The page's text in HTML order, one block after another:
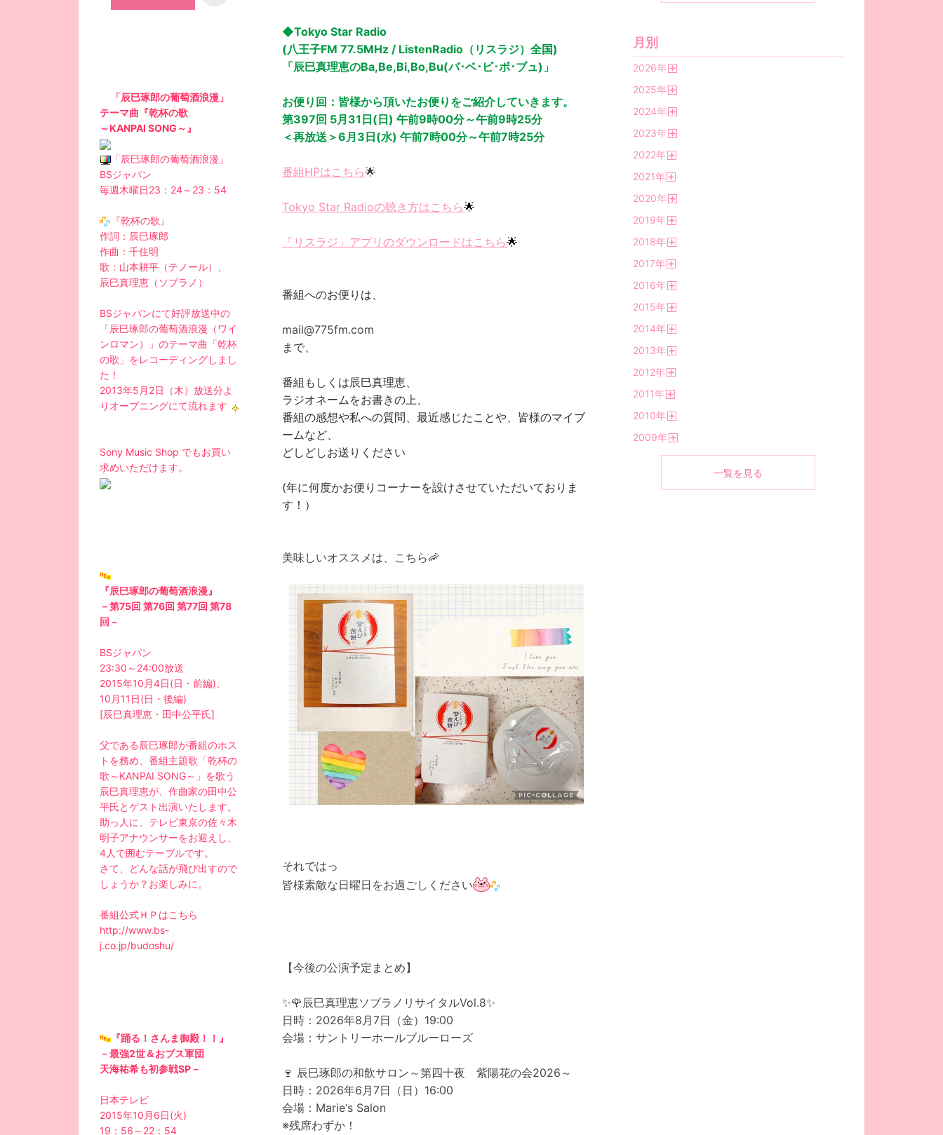
◆Tokyo Star Radio
(八王子FM 77.5MHz / ListenRadio（リスラジ）全国)
「辰巳真理恵のBa,Be,Bi,Bo,Bu(バ･ベ･ビ･ボ･ブュ)」
お便り回：皆様から頂いたお便りをご紹介していきます。
第397回 5月31日(日) 午前9時00分～午前9時25分
＜再放送＞6月3日(水) 午前7時00分～午前7時25分
番組HPはこちら🌟
Tokyo Star Radioの聴き方はこちら🌟
「リスラジ」アプリのダウンロードはこちら🌟
番組へのお便りは、
mail@775fm.com
まで、
番組もしくは辰巳真理恵、
ラジオネームをお書きの上、
番組の感想や私への質問、最近感じたことや、皆様のマイブ
ームなど、
どしどしお送りください
(年に何度かお便りコーナーを設けさせていただいておりま
す！）
美味しいオススメは、こちら🦐
それではっ
皆様素敵な日曜日をお過ごしください
【今後の公演予定まとめ】
✨🌹辰巳真理恵ソプラノリサイタルVol.8✨
日時：2026年8月7日（金）19:00
会場：サントリーホールブルーローズ
🍷 辰巳琢郎の和飲サロン～第四十夜 紫陽花の会2026～
日時：2026年6月7日（日）16:00
会場：Marie‘s Salon
※残席わずか！
月別
2026年
2025年
2024年
2023年
2022年
2021年
2020年
2019年
2018年
2017年
2016年
2015年
2014年
2013年
2012年
2011年
2010年
2009年
一覧を見る
「辰巳琢郎の葡萄酒浪漫」
テーマ曲『乾杯の歌
～KANPAI SONG～』
「辰巳琢郎の葡萄酒浪漫」
BSジャパン
毎週木曜日23：24～23：54
『乾杯の歌』
作詞：辰巳琢郎
作曲：千住明
歌：山本耕平（テノール）、
辰巳真理恵（ソプラノ）
BSジャパンにて好評放送中の
「辰巳琢郎の葡萄酒浪漫（ワイ
ンロマン）」のテーマ曲「乾杯
の歌」をレコーディングしまし
た！
2013年5月2日（木）放送分よ
りオープニングにて流れます
Sony Music Shop でもお買い
求めいただけます。
『辰巳琢郎の葡萄酒浪漫』
－第75回 第76回 第77回 第78
回－
BSジャパン
23:30～24:00放送
2015年10月4日(日・前編)、
10月11日(日・後編)
[辰巳真理恵・田中公平氏]
父である辰巳琢郎が番組のホス
トを務め、番組主題歌「乾杯の
歌～KANPAI SONG～」を歌う
辰巳真理恵が、作曲家の田中公
平氏とゲスト出演いたします。
助っ人に、テレビ東京の佐々木
明子アナウンサーをお迎えし、
4人で囲むテーブルです。
さて、どんな話が飛び出すので
しょうか？お楽しみに。
番組公式ＨＰはこちら
http://www.bs-
j.co.jp/budoshu/
『踊る！さんま御殿！！』
－最強2世＆おブス軍団
天海祐希も初参戦SP－
日本テレビ
2015年10月6日(火)
19：56～22：54